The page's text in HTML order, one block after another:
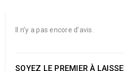
Il n’y a pas encore d’avis.
SOYEZ LE PREMIER À